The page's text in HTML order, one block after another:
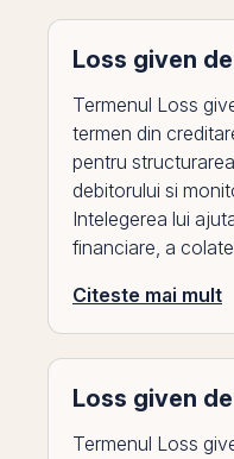
Loss given
Termenul Loss
termen din
pentru
debitorului si
Intelegerea lui
financiare, a
Citeste mai mult
Loss given
Termenul Loss